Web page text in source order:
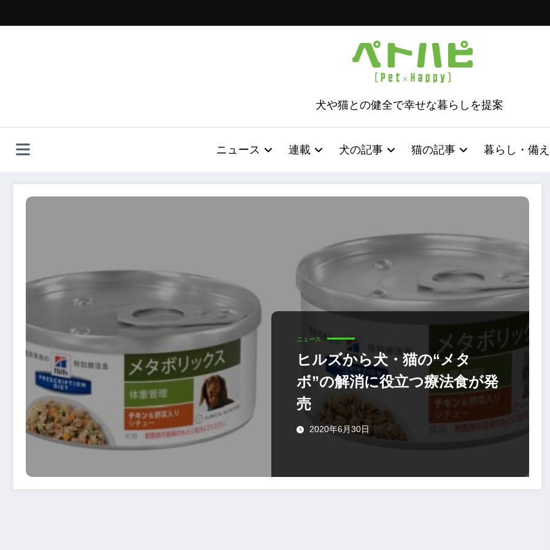
ッ
犬や猫との健全で幸せな暮らしを提案
ニュース 連載 犬の記事 猫の記事 暮らし・備え
ニュース
ヒルズから犬・猫の“メタ
ボ”の解消に役立つ療法食が発
売
2020年6月30日